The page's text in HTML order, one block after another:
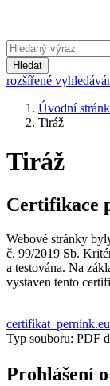
Hledat
rozšířené
Úvodní
Tiráž
Tiráž
Certifikace
Webové stránky
č. 99/2019 Sb.
a testována. Na
vystaven tento
certifikat_pernink.eu
Typ souboru: PDF
Prohlášení